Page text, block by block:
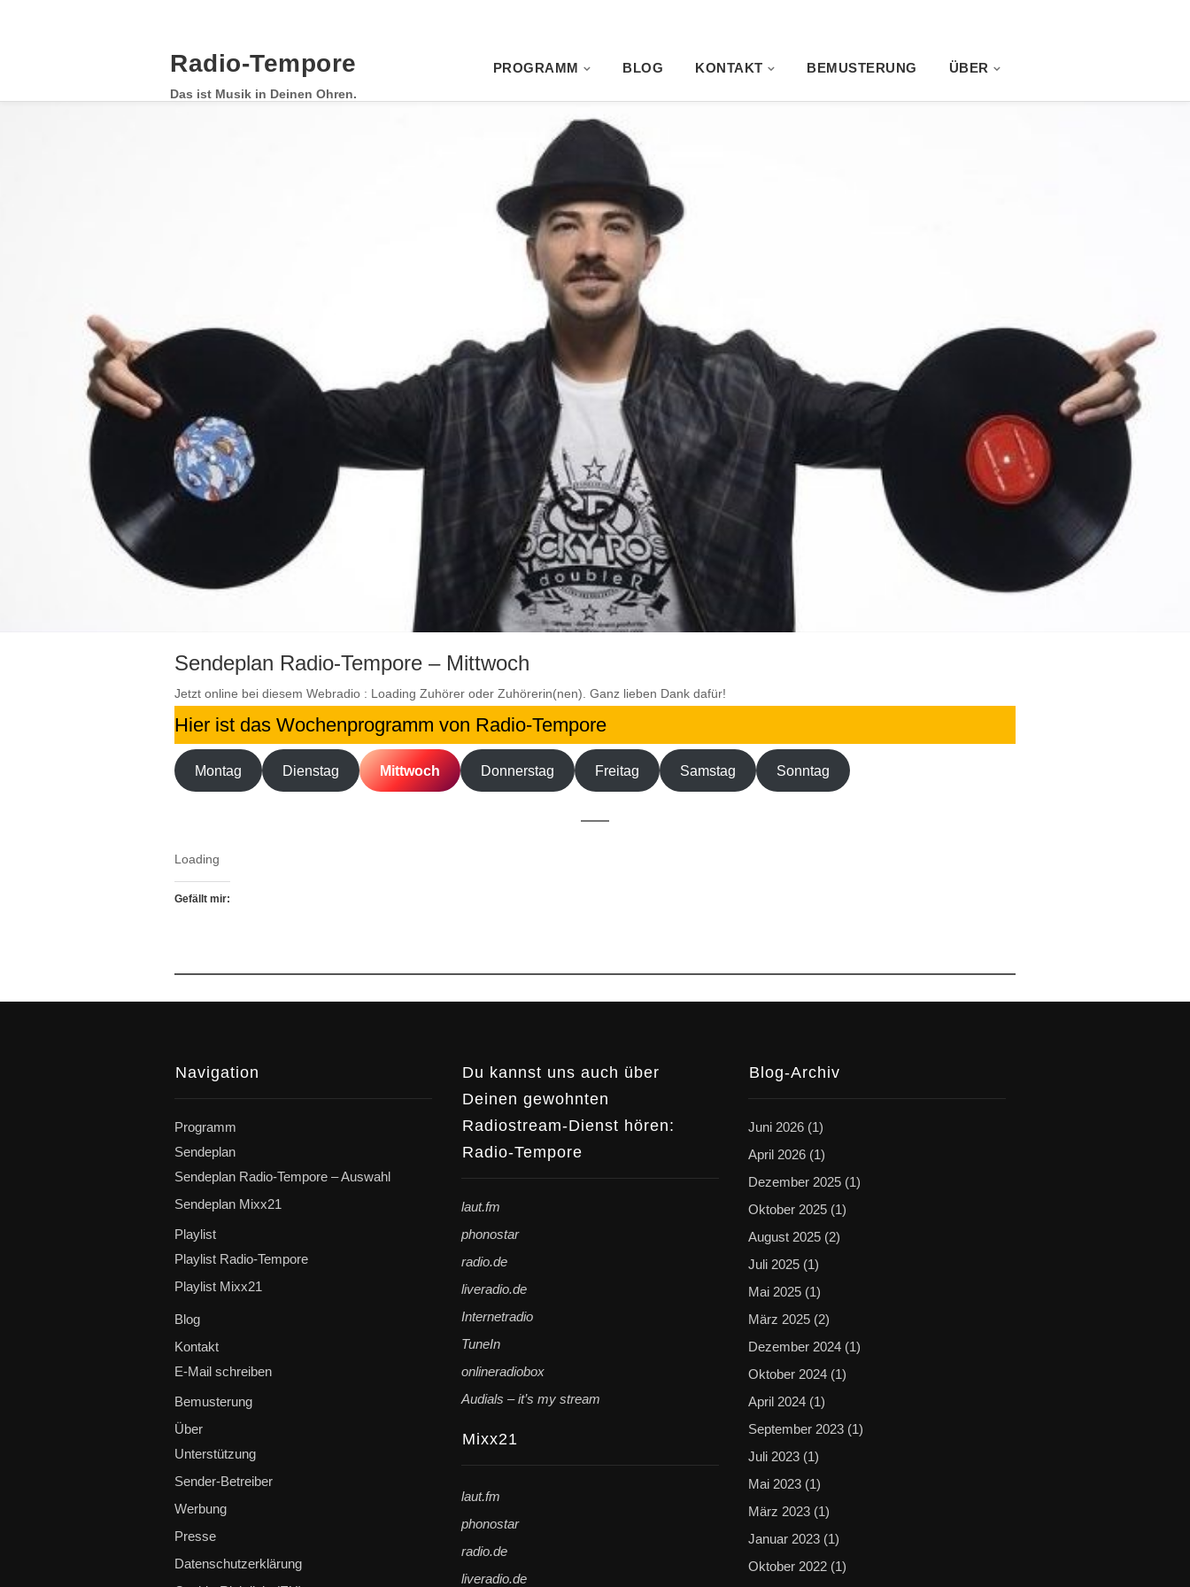
Radio-Tempore
Das ist Musik in Deinen Ohren.
PROGRAMM BLOG KONTAKT BEMUSTERUNG ÜBER
Sendeplan Radio-Tempore – Mittwoch
Jetzt online bei diesem Webradio : Loading Zuhörer oder Zuhörerin(nen). Ganz lieben Dank dafür!
Hier ist das Wochenprogramm von Radio-Tempore
Montag Dienstag Mittwoch Donnerstag Freitag Samstag Sonntag
Loading
Gefällt mir:
Navigation
Programm
Sendeplan
Sendeplan Radio-Tempore – Auswahl
Sendeplan Mixx21
Playlist
Playlist Radio-Tempore
Playlist Mixx21
Blog
Kontakt
E-Mail schreiben
Bemusterung
Über
Unterstützung
Sender-Betreiber
Werbung
Presse
Datenschutzerklärung
Du kannst uns auch über
Deinen gewohnten
Radiostream-Dienst hören:
Radio-Tempore
laut.fm
phonostar
radio.de
liveradio.de
Internetradio
TuneIn
onlineradiobox
Audials – it’s my stream
Mixx21
laut.fm
phonostar
radio.de
liveradio.de
Blog-Archiv
Juni 2026(1)
April 2026(1)
Dezember 2025(1)
Oktober 2025(1)
August 2025(2)
Juli 2025(1)
Mai 2025(1)
März 2025(2)
Dezember 2024(1)
Oktober 2024(1)
April 2024(1)
September 2023(1)
Juli 2023(1)
Mai 2023(1)
März 2023(1)
Januar 2023(1)
Oktober 2022(1)